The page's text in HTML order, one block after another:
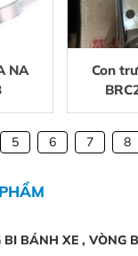
NA
Con
5 6 7 8
BI BÁNH XE , VÒNG